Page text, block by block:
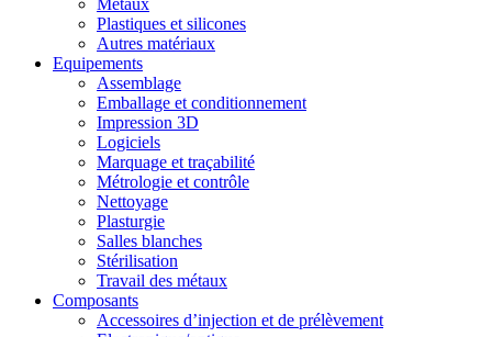
Plastiques et silicones
Autres matériaux
Equipements
Assemblage
Emballage et conditionnement
Impression 3D
Logiciels
Marquage et traçabilité
Métrologie et contrôle
Nettoyage
Plasturgie
Salles blanches
Stérilisation
Travail des métaux
Composants
Accessoires d’injection et de prélèvement